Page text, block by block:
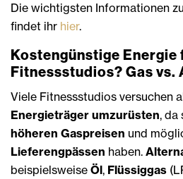
Die wichtigsten Informationen
findet ihr hier.
Kostengünstige Energie
Fitnessstudios? Gas vs.
Viele Fitnessstudios versuchen
Energieträger umzurüsten, da
höheren Gaspreisen und
Lieferengpässen haben.
beispielsweise Öl, Flüssiggas